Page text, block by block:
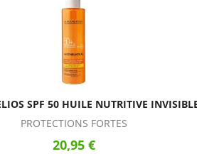
SPF 50 HUILE NUTRITIVE
PROTECTIONS FORTES
20,95 €